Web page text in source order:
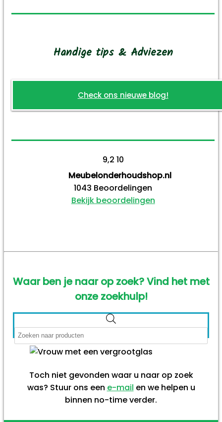
Handige tips & Adviezen
Check ons nieuwe blog!
9,2 10
Meubelonderhoudshop.nl
1043 Beoordelingen
Bekijk beoordelingen
Waar ben je naar op zoek? Vind het met
onze zoekhulp!
Toch niet gevonden waar u naar op zoek
was? Stuur ons een e-mail en we helpen u
binnen no-time verder.